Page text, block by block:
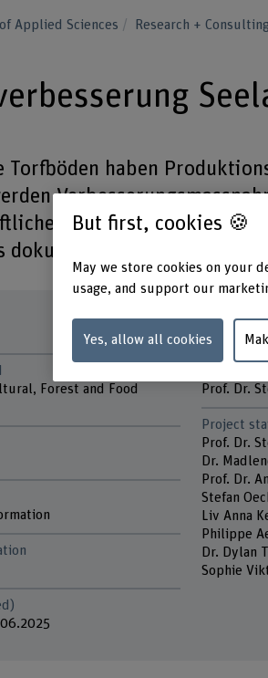
Applied Sciences Research +
Torfböden haben
Begleitung und das
dokumentieren und
Forest and Food
Prof. Dr.
Project
Prof. Dr.
Dr.
Prof. Dr.
Stefan
Liv Anna
Philippe
Dr. Dylan
Sophie
But first, cookies 🍪
May we store cookies on your
usage, and support our
Yes, allow all cookies